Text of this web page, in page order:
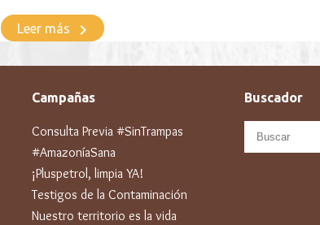
Leer más keyboard_arrow_right
Campañas
Consulta Previa #SinTrampas
#AmazoníaSana
¡Pluspetrol, limpia YA!
Testigos de la Contaminación
Nuestro territorio es la vida
Buscador